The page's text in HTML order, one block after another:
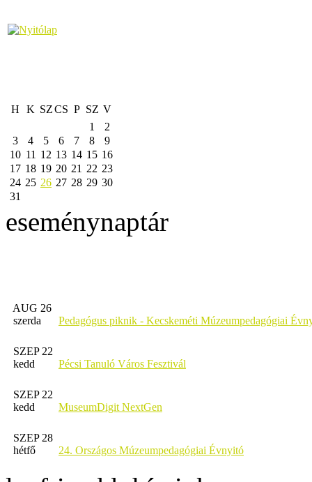
H K SZCS P SZ V
1
2
3
4 5 6 7 8
9
10 11 12 13 14 15 16
17 18 19 20 21 22 23
24 25 26 27 28 29 30
31
eseménynaptár
AUG 26
szerda
Pedagógus piknik - Kecskeméti Múzeumpedagógiai
SZEP 22
kedd
Pécsi Tanuló Város Fesztivál
SZEP 22
kedd
MuseumDigit NextGen
SZEP 28
hétfő
24. Országos Múzeumpedagógiai Évnyitó